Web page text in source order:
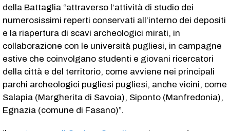
della Battaglia “attraverso l’attività di studio dei
numerosissimi reperti conservati all’interno dei depositi
e la riapertura di scavi archeologici mirati, in
collaborazione con le università pugliesi, in campagne
estive che coinvolgano studenti e giovani ricercatori
della città e del territorio, come avviene nei principali
parchi archeologici pugliesi pugliesi, anche vicini, come
Salapia (Margherita di Savoia), Siponto (Manfredonia),
Egnazia (comune di Fasano)”.